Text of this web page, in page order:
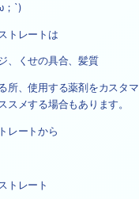
；`)
トレートは
、くせの具合、髪質
所、使用する薬剤をカスタ
スメする場合もあります。
レートから
トレート